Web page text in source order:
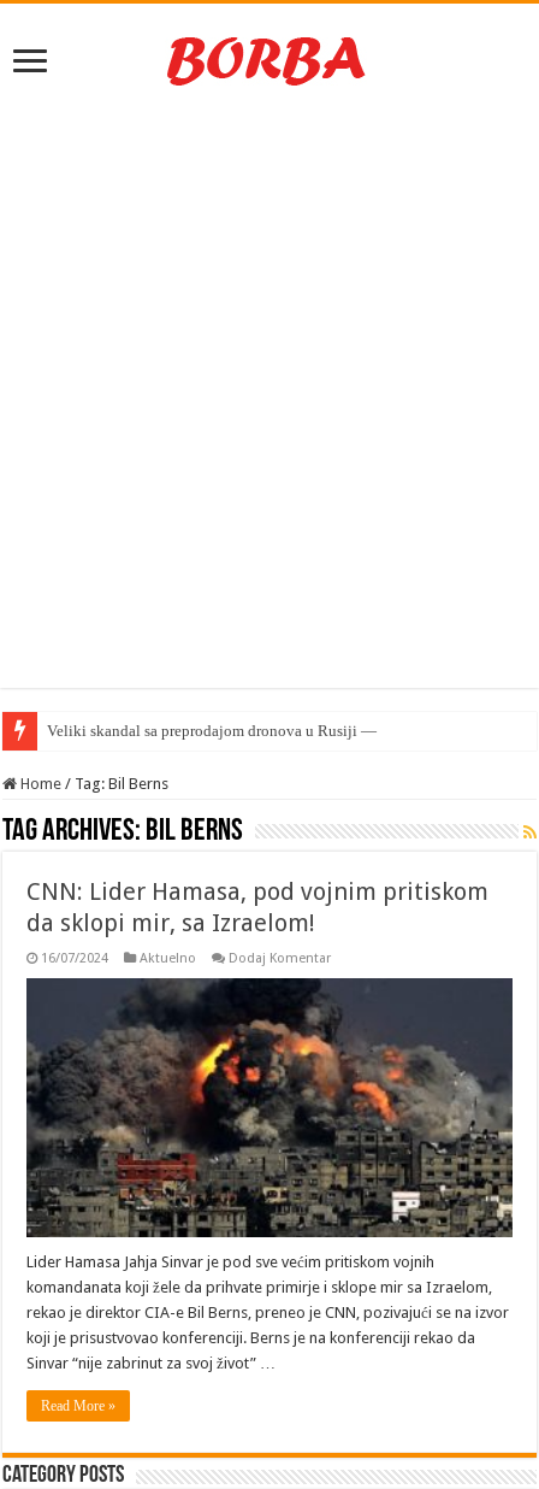
Home / Tag: Bil Berns
Tag Archives: Bil Berns
CNN: Lider Hamasa, pod vojnim pritiskom
da sklopi mir, sa Izraelom!
16/07/2024 Aktuelno Dodaj Komentar
Lider Hamasa Jahja Sinvar je pod sve većim pritiskom vojnih
komandanata koji žele da prihvate primirje i sklope mir sa Izraelom,
rekao je direktor CIA-e Bil Berns, preneo je CNN, pozivajući se na izvor
koji je prisustvovao konferenciji. Berns je na konferenciji rekao da
Sinvar “nije zabrinut za svoj život” …
Read More »
Category Posts